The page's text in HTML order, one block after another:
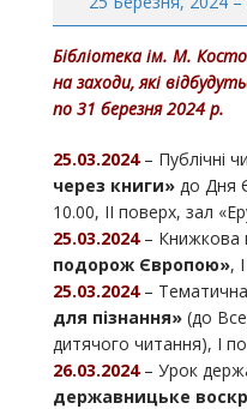
Бібліотека ім. М.
на заходи, які
по 31 березня 2024 р.
25.03.2024 – Публічні
через книги» до Дня
10.00, ІІ поверх, зал
25.03.2024– Книжкова
подорож Європою»,
25.03.2024 –
для пізнання» (до
дитячого читання), І
26.03.2024 – Урок
державницьке